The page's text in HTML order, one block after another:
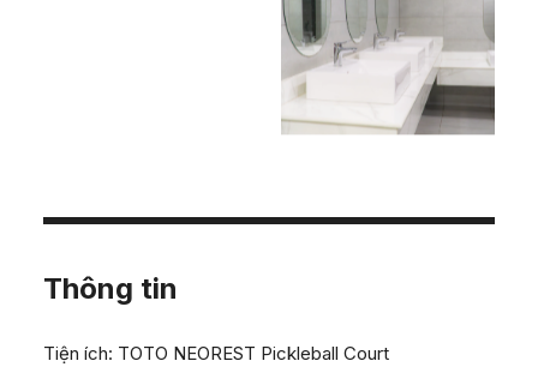
Thông tin
Tiện ích: TOTO NEOREST Pickleball Court